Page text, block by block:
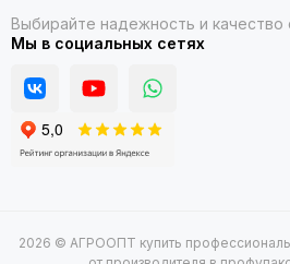
Выбирайте надежность и качество
Мы в социальных сетях
2026 © АГРООПТ купить